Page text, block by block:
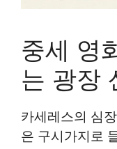
중세 영
는 광장
카세레스의 심
은 구시가지로